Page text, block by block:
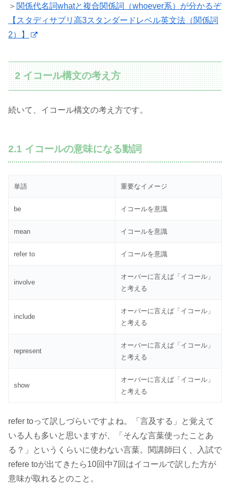
＞ 関係代名詞whatと複合関係詞（whoever系）が分かるぞ
【スタディサプリ高3スタンダードレベル英文法（関係詞
2）】
2 イコール構文の考え方
続いて、イコール構文の考え方です。
2.1 イコールの意味になる動詞
単語 重要なイメージ
be イコールを意識
mean イコールを意識
refer to イコールを意識
involve
オーバーに言えば「イコール」
と考える
include
オーバーに言えば「イコール」
と考える
represent
オーバーに言えば「イコール」
と考える
show
オーバーに言えば「イコール」
と考える
refer toって訳しづらいですよね。「言及する」と覚えて
いる人も多いと思いますが、「そんな言葉使ったことあ
る？」というくらいに使わない言葉。関講師曰く、入試で
refere toが出てきたら10回中7回はイコールで訳した方が
意味が取れるとのこと。